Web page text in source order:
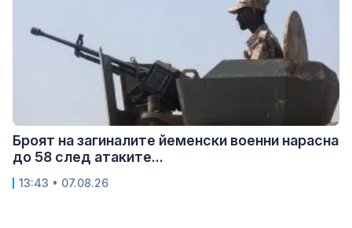
Броят на загиналите йеменски военни нарасна
до 58 след атаките...
13:43 • 07.08.26